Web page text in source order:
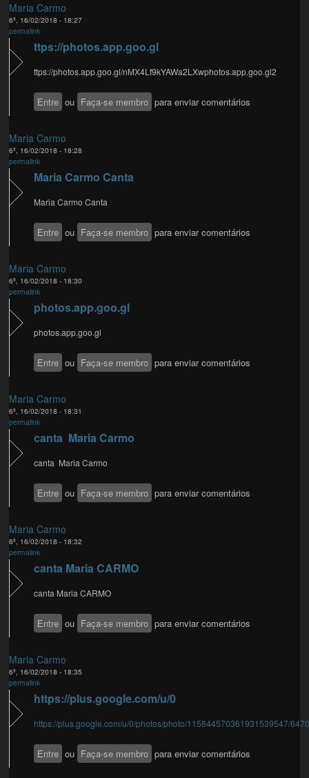
Maria Carmo
6ª, 16/02/2018 - 18:27
permalink
ttps://photos.app.goo.gl
ttps://photos.app.goo.gl/nMX4Lf9kYAWa2LXwphotos.app.goo.gl2
Entre ou Faça-se membro para enviar comentários
Maria Carmo
6ª, 16/02/2018 - 18:28
permalink
Maria Carmo Canta
Maria Carmo Canta
Entre ou Faça-se membro para enviar comentários
Maria Carmo
6ª, 16/02/2018 - 18:30
permalink
photos.app.goo.gl
photos.app.goo.gl
Entre ou Faça-se membro para enviar comentários
Maria Carmo
6ª, 16/02/2018 - 18:31
permalink
canta Maria Carmo
canta Maria Carmo
Entre ou Faça-se membro para enviar comentários
Maria Carmo
6ª, 16/02/2018 - 18:32
permalink
canta Maria CARMO
canta Maria CARMO
Entre ou Faça-se membro para enviar comentários
Maria Carmo
6ª, 16/02/2018 - 18:35
permalink
https://plus.google.com/u/0
https://plus.google.com/u/0/photos/photo/115844570361931539547/
Entre ou Faça-se membro para enviar comentários